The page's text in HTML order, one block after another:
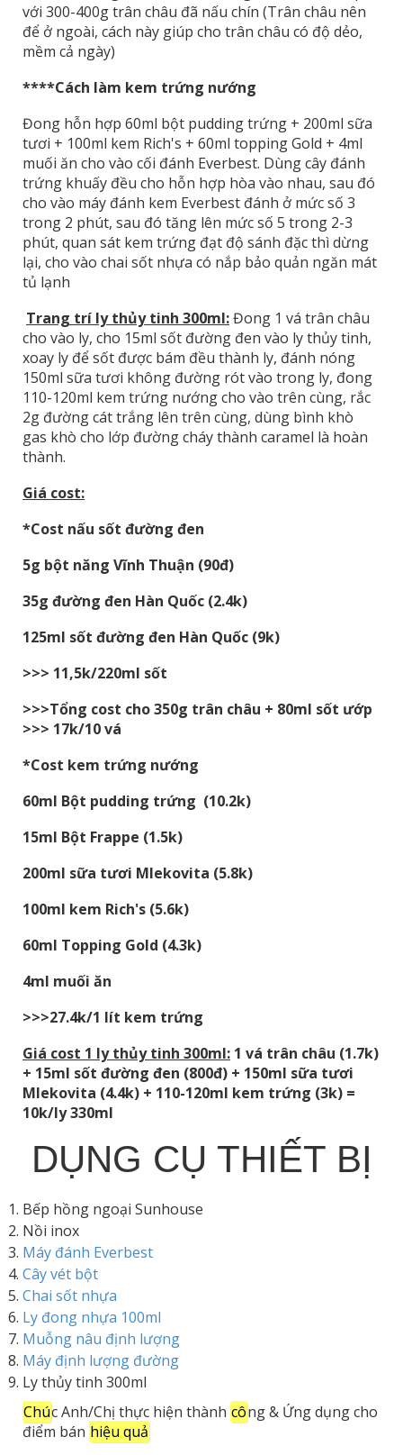
với 300-400g trân châu đã nấu chín (Trân châu nên
để ở ngoài, cách này giúp cho trân châu có độ dẻo,
mềm cả ngày)
****Cách làm kem trứng nướng
Đong hỗn hợp 60ml bột pudding trứng + 200ml sữa
tươi + 100ml kem Rich's + 60ml topping Gold + 4ml
muối ăn cho vào cối đánh Everbest. Dùng cây đánh
trứng khuấy đều cho hỗn hợp hòa vào nhau, sau đó
cho vào máy đánh kem Everbest đánh ở mức số 3
trong 2 phút, sau đó tăng lên mức số 5 trong 2-3
phút, quan sát kem trứng đạt độ sánh đặc thì dừng
lại, cho vào chai sốt nhựa có nắp bảo quản ngăn mát
tủ lạnh
Trang trí ly thủy tinh 300ml:Đong 1 vá trân châu
cho vào ly, cho 15ml sốt đường đen vào ly thủy tinh,
xoay ly để sốt được bám đều thành ly, đánh nóng
150ml sữa tươi không đường rót vào trong ly, đong
110-120ml kem trứng nướng cho vào trên cùng, rắc
2g đường cát trắng lên trên cùng, dùng bình khò
gas khò cho lớp đường cháy thành caramel là hoàn
thành.
Giá cost:
*Cost nấu sốt đường đen
5g bột năng Vĩnh Thuận (90đ)
35g đường đen Hàn Quốc (2.4k)
125ml sốt đường đen Hàn Quốc (9k)
>>> 11,5k/220ml sốt
>>>Tổng cost cho 350g trân châu + 80ml sốt ướp
>>> 17k/10 vá
*Cost kem trứng nướng
60ml Bột pudding trứng (10.2k)
15ml Bột Frappe (1.5k)
200ml sữa tươi Mlekovita (5.8k)
100ml kem Rich's (5.6k)
60ml Topping Gold (4.3k)
4ml muối ăn
>>>27.4k/1 lít kem trứng
Giá cost 1 ly thủy tinh 300ml: 1 vá trân châu (1.7k)
+ 15ml sốt đường đen (800đ) + 150ml sữa tươi
Mlekovita (4.4k) + 110-120ml kem trứng (3k) =
10k/ly 330ml
DỤNG CỤ THIẾT BỊ
Bếp hồng ngoại Sunhouse
Nồi inox
Máy đánh Everbest
Cây vét bột
Chai sốt nhựa
Ly đong nhựa 100ml
Muỗng nâu định lượng
Máy định lượng đường
Ly thủy tinh 300ml
Chúc Anh/Chị thực hiện thành công & Ứng dụng cho
điểm bán hiệu quả